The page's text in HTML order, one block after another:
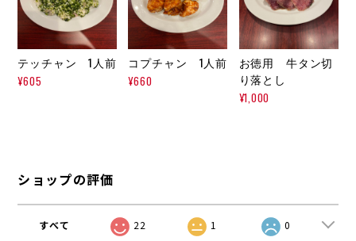
テッチャン 1人前
¥605
コプチャン 1人前
¥660
お徳用 牛タン切
り落とし
¥1,000
ショップの評価
すべて 22 1 0